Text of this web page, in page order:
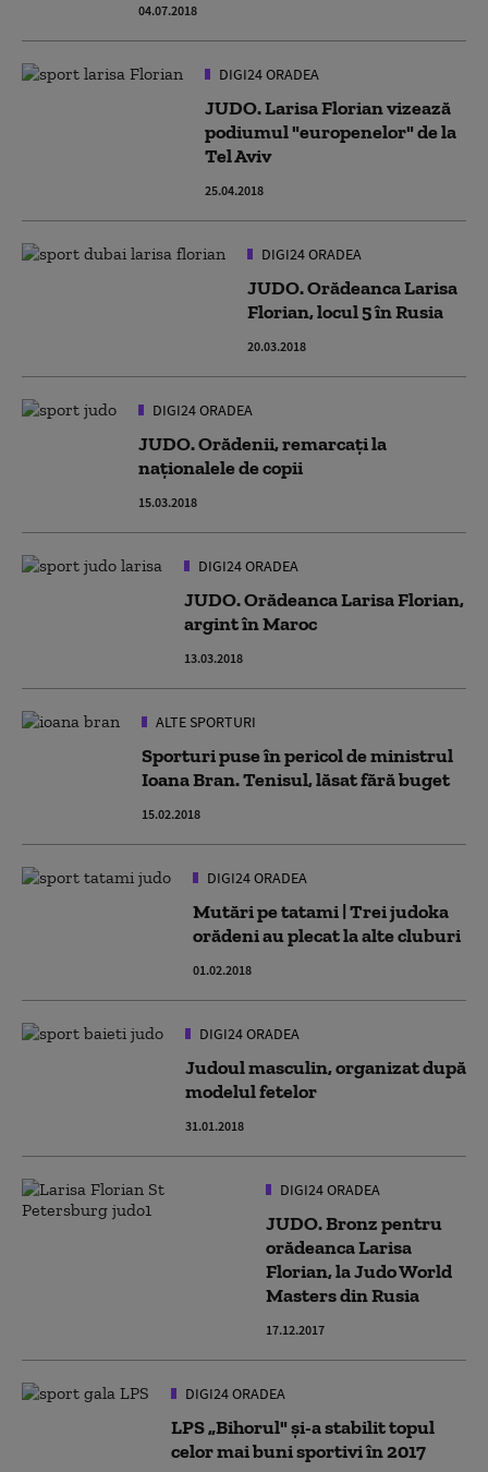
04.07.2018
DIGI24 ORADEA
JUDO. Larisa Florian vizează
podiumul "europenelor" de la
Tel Aviv
25.04.2018
DIGI24 ORADEA
JUDO. Orădeanca Larisa
Florian, locul 5 în Rusia
20.03.2018
DIGI24 ORADEA
JUDO. Orădenii, remarcați la
naționalele de copii
15.03.2018
DIGI24 ORADEA
JUDO. Orădeanca Larisa Florian,
argint în Maroc
13.03.2018
ALTE SPORTURI
Sporturi puse în pericol de ministrul
Ioana Bran. Tenisul, lăsat fără buget
15.02.2018
DIGI24 ORADEA
Mutări pe tatami | Trei judoka
orădeni au plecat la alte cluburi
01.02.2018
DIGI24 ORADEA
Judoul masculin, organizat după
modelul fetelor
31.01.2018
DIGI24 ORADEA
JUDO. Bronz pentru
orădeanca Larisa
Florian, la Judo World
Masters din Rusia
17.12.2017
DIGI24 ORADEA
LPS „Bihorul" şi-a stabilit topul
celor mai buni sportivi în 2017